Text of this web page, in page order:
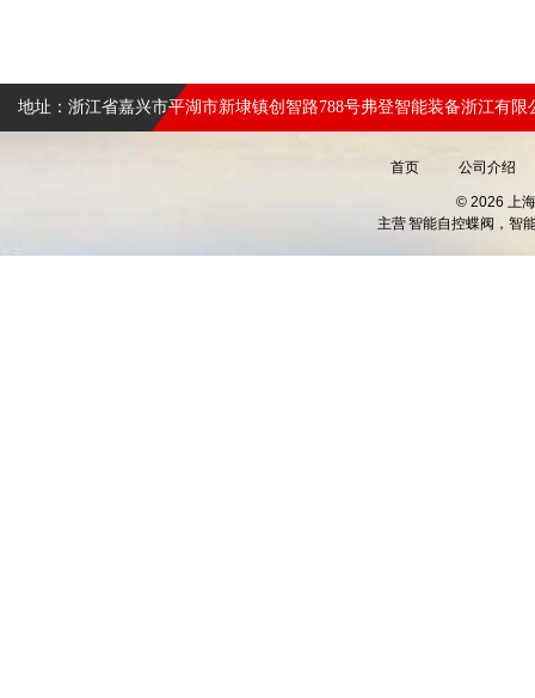
地址：浙江省嘉兴市平湖市新埭镇创智路788号弗登智能装备浙江有限
首页 公司介绍
© 2026 上
主营智能自控蝶阀，智